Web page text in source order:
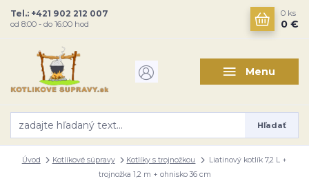
Menu
Hľadať
Tel.: +421 902 212 007
od 8:00 - do 16:00 hod
0 ks
0 €
Úvod Kotlíkové súpravy Kotlíky s trojnožkou
Liatinový kotlík 7,2 L +
trojnožka 1,2 m + ohnisko 36 cm